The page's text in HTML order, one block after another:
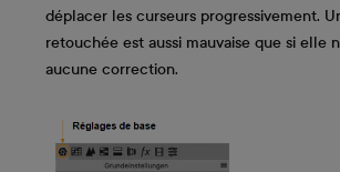
déplacer les curseurs progressivement.
retouchée est aussi mauvaise que si elle
aucune correction.